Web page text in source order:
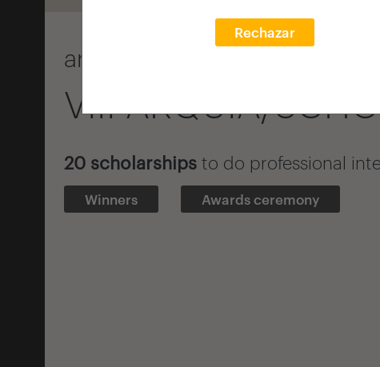
Rechazar
arquia/scholarships 2007 call
VIII ARQUIA/
20 scholarships to do professional
Winners Awards ceremony